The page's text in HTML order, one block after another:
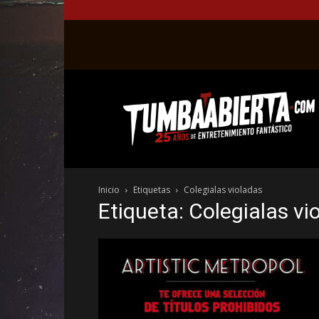
web
del
entretenimiento
el
género
fantástico.
Inicio Etiquetas Colegialas violadas
Etiqueta: Colegialas